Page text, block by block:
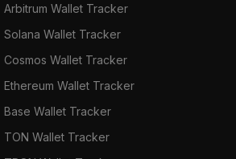
Arbitrum Wallet Tracker
Solana Wallet Tracker
Cosmos Wallet Tracker
Ethereum Wallet Tracker
Base Wallet Tracker
TON Wallet Tracker